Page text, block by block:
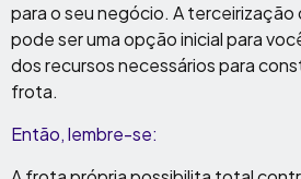
para o seu negócio. A
pode ser uma opção inicial para
dos recursos necessários para
frota.
Então, lembre-se: